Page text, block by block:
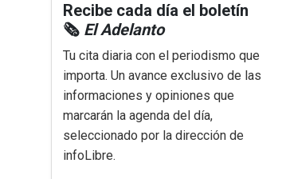
Recibe cada día el boletín
🗞️ El Adelanto
Tu cita diaria con el periodismo que
importa. Un avance exclusivo de las
informaciones y opiniones que
marcarán la agenda del día,
seleccionado por la dirección de
infoLibre.